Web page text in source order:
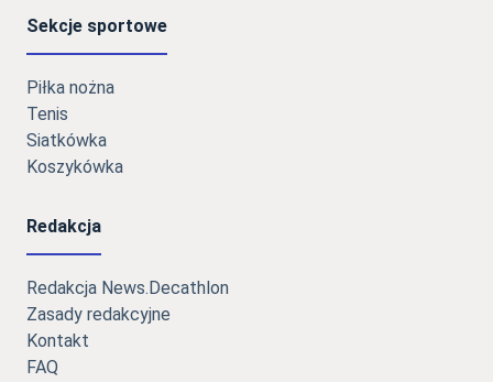
Sekcje sportowe
Piłka nożna
Tenis
Siatkówka
Koszykówka
Redakcja
Redakcja News.Decathlon
Zasady redakcyjne
Kontakt
FAQ